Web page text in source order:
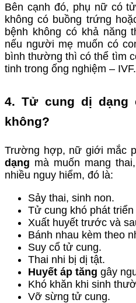
Bên cạnh đó, phụ nữ có
không có buồng trứng
bệnh không có khả năng
nếu người mẹ muốn có
bình thường thì có thể tìm
tinh trong ống nghiệm – IVF.
4. Tử cung dị dạng
không?
Trường hợp, nữ giới mắc
dạng mà muốn mang
nhiều nguy hiểm, đó là:
Sảy thai, sinh non.
Tử cung khó phát
Xuất huyết trước và
Bánh nhau kèm theo
Suy cổ tử cung.
Thai nhi bị dị tật.
Huyết áp tăng gây
Khó khăn khi sinh
Vỡ sừng tử cung.